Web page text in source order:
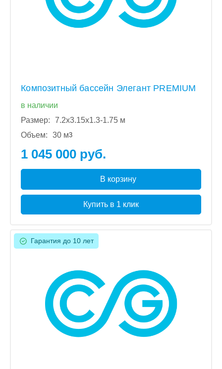
Композитный бассейн Элегант PREMIUM
в наличии
Размер:
7.2x3.15x1.3-1.75 м
Объем:
30 м3
1 045 000 руб.
В корзину
Купить в 1 клик
Гарантия до 10 лет